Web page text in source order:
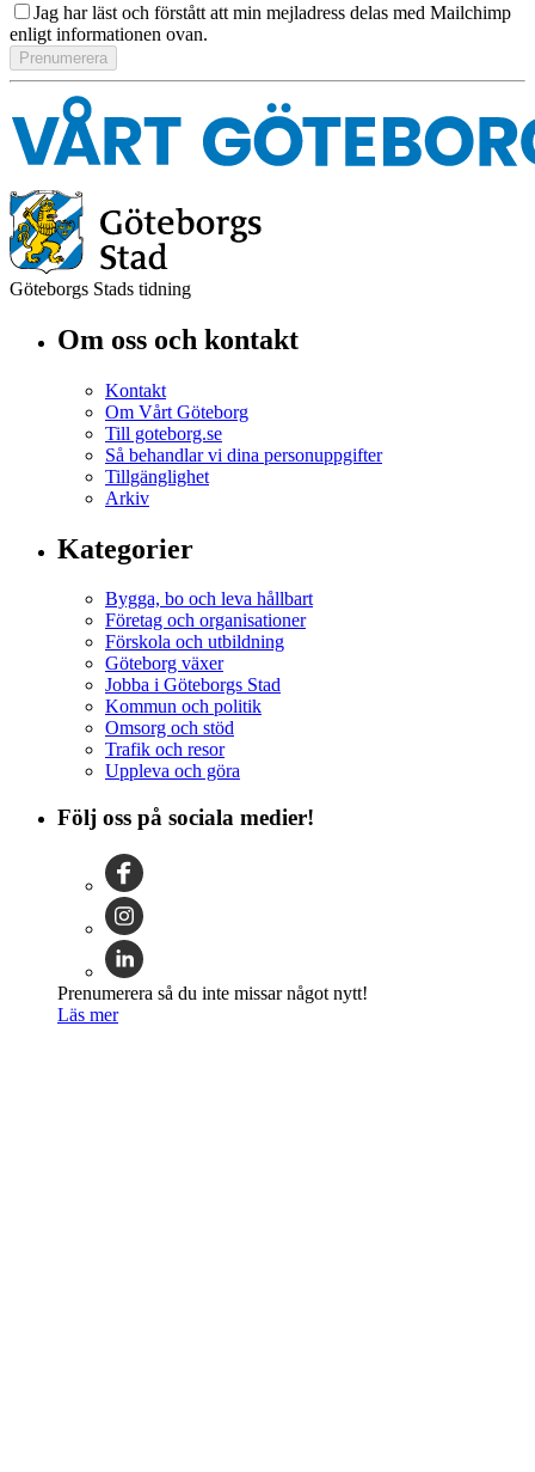
Jag har läst och förstått att min mejladress delas med Mailchimp
enligt informationen ovan.
Göteborgs Stads tidning
Om oss och kontakt
Kontakt
Om Vårt Göteborg
Till goteborg.se
Så behandlar vi dina personuppgifter
Tillgänglighet
Arkiv
Kategorier
Bygga, bo och leva hållbart
Företag och organisationer
Förskola och utbildning
Göteborg växer
Jobba i Göteborgs Stad
Kommun och politik
Omsorg och stöd
Trafik och resor
Uppleva och göra
Följ oss på sociala medier!
Prenumerera så du inte missar något nytt!
Läs mer